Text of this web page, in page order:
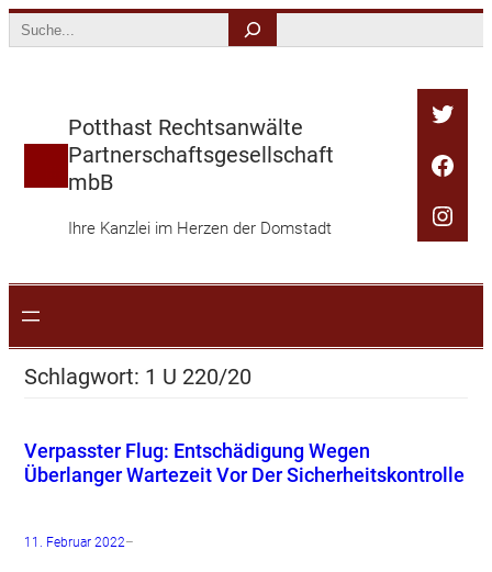
Search
Potthast Rechtsanwälte
Partnerschaftsgesellschaft
mbB
Ihre Kanzlei im Herzen der Domstadt
Schlagwort: 1 U 220/20
Verpasster Flug: Entschädigung Wegen
Überlanger Wartezeit Vor Der Sicherheitskontrolle
11. Februar 2022–